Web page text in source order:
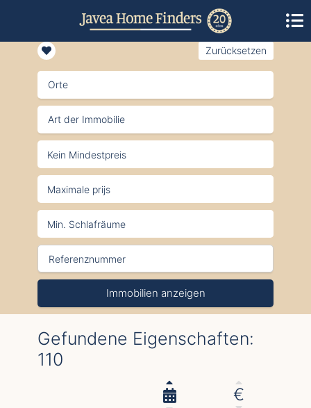
Zurücksetzen
Orte
Art der Immobilie
Immobilien anzeigen
Gefundene Eigenschaften:
110
€